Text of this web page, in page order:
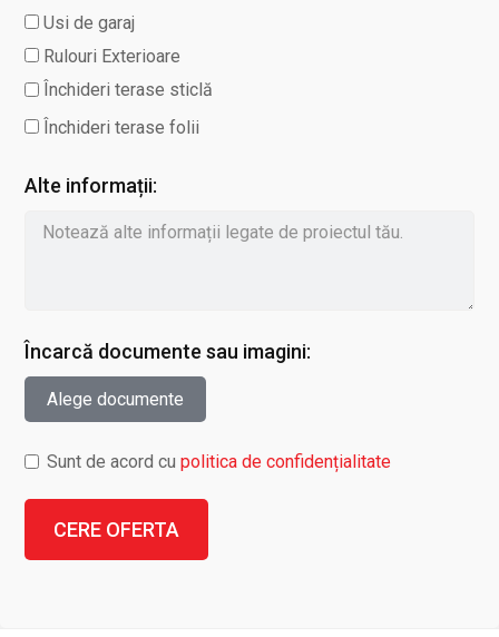
Usi de garaj
Rulouri Exterioare
Închideri terase sticlă
Închideri terase folii
Alte informații:
Încarcă documente sau imagini:
Alege documente
Sunt de acord cupolitica de confidențialitate
CERE OFERTA